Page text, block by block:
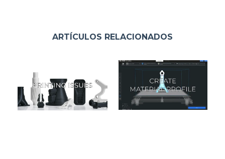
ARTÍCULOS RELACIONADOS